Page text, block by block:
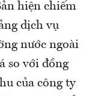
hiện chiếm
dịch vụ
nước ngoài
so với đồng
của công ty